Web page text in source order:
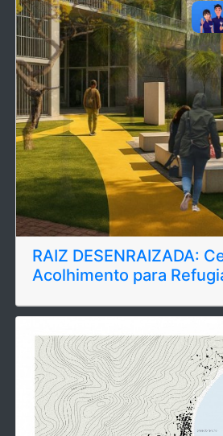
RAIZ DESENRAIZADA:
Acolhimento para